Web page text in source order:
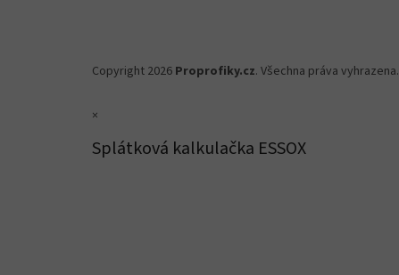
Copyright 2026 Proprofiky.cz. Všechna práva vyhrazena.
×
Splátková kalkulačka ESSOX